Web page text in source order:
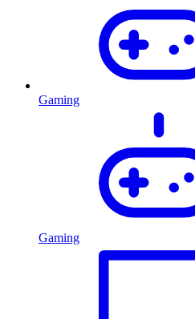
Gaming
Gaming